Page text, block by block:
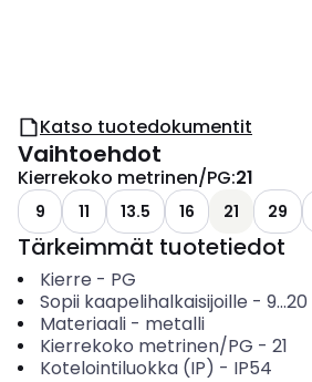
Katso tuotedokumentit
Vaihtoehdot
Kierrekoko metrinen/PG:21
9 11 13.5 16 21 29
Tärkeimmät tuotetiedot
Kierre - PG
Sopii kaapelihalkaisijoille - 9...20
Materiaali- metalli
Kierrekoko metrinen/PG - 21
Kotelointiluokka (IP) - IP54